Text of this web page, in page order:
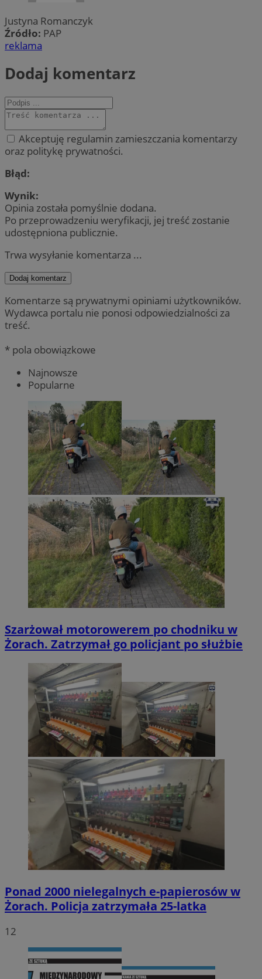
Justyna Romanczyk
Źródło: PAP
reklama
Dodaj komentarz
Akceptuję regulamin zamieszczania komentarzy
oraz politykę prywatności.
Błąd:
Wynik:
Opinia została pomyślnie dodana.
Po przeprowadzeniu weryfikacji, jej treść zostanie
udostępniona publicznie.
Trwa wysyłanie komentarza ...
Dodaj komentarz
Komentarze są prywatnymi opiniami użytkowników.
Wydawca portalu nie ponosi odpowiedzialności za
treść.
* pola obowiązkowe
Najnowsze
Popularne
Szarżował motorowerem po chodniku w
Żorach. Zatrzymał go policjant po służbie
Ponad 2000 nielegalnych e-papierosów w
Żorach. Policja zatrzymała 25-latka
12